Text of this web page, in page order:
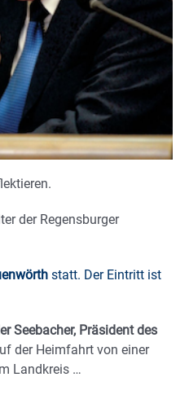
der Regensburger
statt. Der Eintritt ist
Seebacher, Präsident des
der Heimfahrt von einer
Landkreis …